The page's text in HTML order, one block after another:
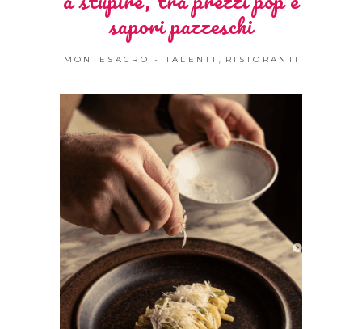
sapori pazzeschi
MONTESACRO - TALENTI RISTORANTI